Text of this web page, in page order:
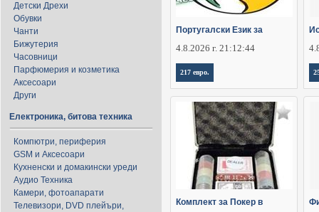
Детски Дрехи
Обувки
Чанти
Бижутерия
Часовници
Парфюмерия и козметика
Аксесоари
Други
Електроника, битова техника
Компютри, периферия
GSM и Аксесоари
Кухненски и домакински уреди
Аудио Техника
Камери, фотоапарати
Телевизори, DVD плейъри,
Португалски Език за
4.8.2026 г. 21:12:44
217 евро.
Комплект за Покер в